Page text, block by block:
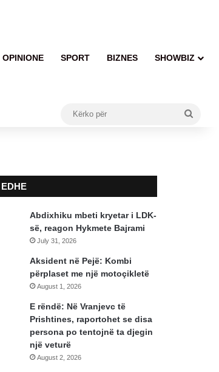
OPINIONE SPORT BIZNES SHOWBIZ
Abdixhiku mbeti kryetar i LDK-
së, reagon Hykmete Bajrami
July 31, 2026
Aksident në Pejë: Kombi
përplaset me një motoçikletë
August 1, 2026
E rëndë: Në Vranjevc të
Prishtines, raportohet se disa
persona po tentojnë ta djegin
një veturë
August 2, 2026